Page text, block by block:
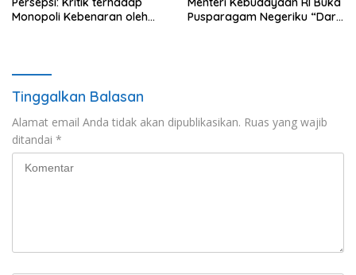
Monopoli Kebenaran oleh
Pusparagam Negeriku “Dari
Tinggalkan Balasan
Alamat email Anda tidak akan dipublikasikan. Ruas yang wajib
ditandai *